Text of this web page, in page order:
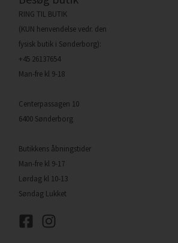
RING TIL BUTIK
(KUN henvendelse vedr. den
fysisk butik i Sønderborg):
+45 26137654
Man-fre kl 9-18
Centerpassagen 10
6400 Sønderborg
Butikkens åbningstider
Man-fre kl 9-17
Lørdag kl 10-13
Søndag Lukket